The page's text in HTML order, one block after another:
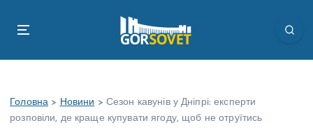
Головна > Новини > Сезон кавунів у Дніпрі: експерти
розповіли, де краще купувати ягоду, щоб не отруїтись